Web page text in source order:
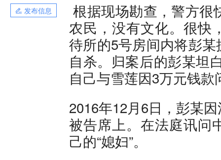
发布信息
根据现场勘查，警方很
农民，没有文化。很快
待所的5号房间内将彭
自杀。归案后的彭某坦
自己与雪莲因3万元钱
2016年12月6日，彭某
被告席上。在法庭讯问
己的“媳妇”。